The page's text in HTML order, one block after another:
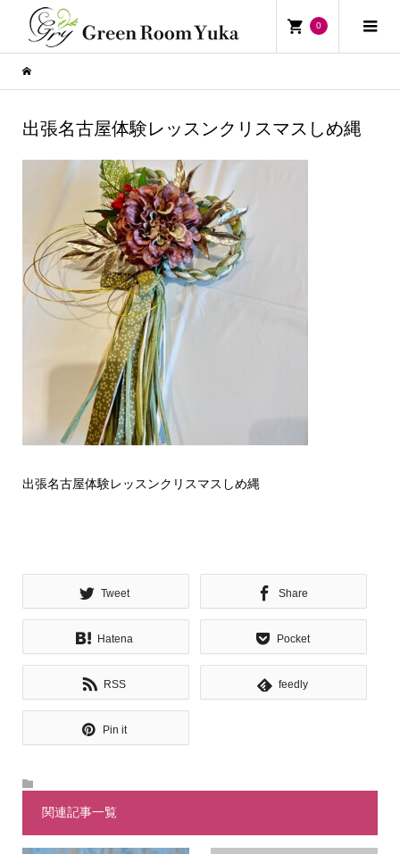
0
出張名古屋体験レッスンクリスマスしめ縄
出張名古屋体験レッスンクリスマスしめ縄
Tweet Share
Hatena Pocket
RSS feedly
Pin it
関連記事一覧